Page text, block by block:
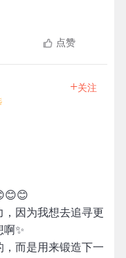
点赞
+关注
因为我想去追寻更
✨
而是用来锻造下一